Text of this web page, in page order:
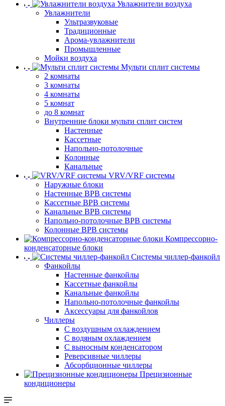
Увлажнители воздуха
Увлажнители
Ультразвуковые
Традиционные
Арома-увлажнители
Промышленные
Мойки воздуха
Мульти сплит системы
2 комнаты
3 комнаты
4 комнаты
5 комнат
до 8 комнат
Внутренние блоки мульти сплит систем
Настенные
Кассетные
Напольно-потолочные
Колонные
Канальные
VRV/VRF системы
Наружные блоки
Настенные ВРВ системы
Кассетные ВРВ системы
Канальные ВРВ системы
Напольно-потолочные ВРВ системы
Колонные ВРВ системы
Компрессорно-
конденсаторные блоки
Системы чиллер-фанкойл
Фанкойлы
Настенные фанкойлы
Кассетные фанкойлы
Канальные фанкойлы
Напольно-потолочные фанкойлы
Аксессуары для фанкойлов
Чиллеры
С воздушным охлаждением
С водяным охлаждением
С выносным конденсатором
Реверсивные чиллеры
Абсорбционные чиллеры
Прецизионные
кондиционеры